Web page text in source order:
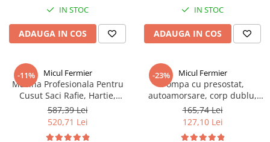
IN STOC
ADAUGA IN COS
IN STOC
ADAUGA IN COS
-11% Micul Fermier
Masina Profesionala Pentru
Cusut Saci Rafie, Hartie,
Panza-Plastic 210w taiere
automata, Micul Fermier GF-
1681
587,39 Lei
520,71 Lei
-23% Micul Fermier
Pompa cu presostat,
autoamorsare, corp dublu,
12V, 8 litri / minut, 110PSI, 7.5
bari Pandora
165,74 Lei
127,10 Lei